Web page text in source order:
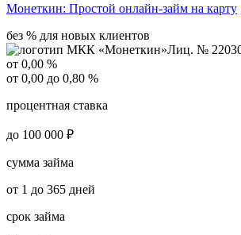
Монеткин: Простой онлайн-займ на карту
без % для новых клиентов
Лиц. №
от 0,00 %
от 0,00 до 0,80 %
процентная ставка
до 100 000 ₽
сумма займа
от 1 до 365 дней
срок займа